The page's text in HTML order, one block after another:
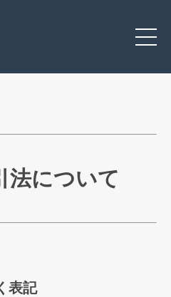
法について
表記